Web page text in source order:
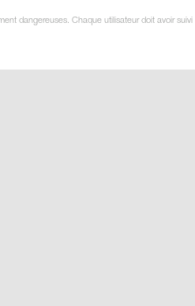
dangereuses. Chaque utilisateur doit avoir